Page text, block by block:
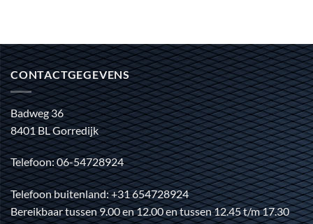
CONTACTGEGEVENS
Badweg 36
8401 BL Gorredijk
Telefoon: 06-54728924
Telefoon buitenland: +31 654728924
Bereikbaar tussen 9.00 en 12.00 en tussen 12.45 t/m 17.30